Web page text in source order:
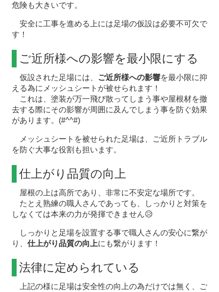
危険も大きいです。
安全に工事を進める上には足場の仮設は必要不可欠で
す！
ご近所様への影響を最小限にする
仮設された足場には、 ご近所様への影響を最小限に抑
える為にメッシュシートが被せられます！
これは、塗装が万一飛び散ってしまう事や屋根材を撤
去する際にその影響が周囲に及んでしまう事を防ぐ効果
があります。(#^^#)
メッシュシートを被せられた足場は、ご近所トラブル
を防ぐ大事な役割も担います。
仕上がり品質の向上
屋根の上は高所であり、非常に不安定な場所です。
たとえ熟練の職人さんであっても、しっかりと対策を
しなくては本来の力が発揮できません😥
しっかりと足場を設置する事で職人さんの安心に繋が
り、 仕上がり品質の向上にも繋がります！
法律に定められている
上記の様に足場は安全性の向上の為だけでは無く、ご